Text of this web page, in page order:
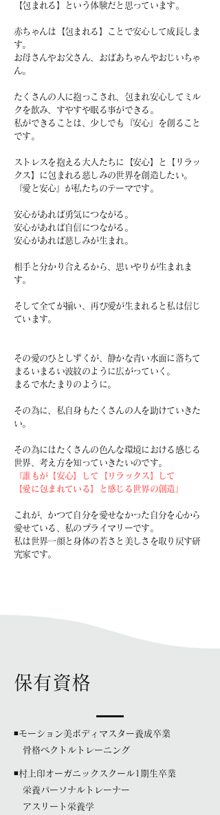
【包まれる】という体験だと思っています。
赤ちゃんは【包まれる】ことで安心して成長しま
す。
お母さんやお父さん、おばあちゃんやおじいちゃ
ん。
たくさんの人に抱っこされ、包まれ安心してミル
クを飲み、すやすや眠る事ができる。
私ができることは、少しでも『安心』を創ること
です。
ストレスを抱える大人たちに
【安心】と【リラッ
クス】に包まれる 慈しみの世界を創造したい。
『愛と安心』が私たちのテーマです。
安心があれば勇気につながる。
安心があれば自信につながる。
安心があれば慈しみが生まれ。
相手と分かり合えるから、思いやりが生まれま
す。
そして全てが揃い、再び愛が生まれると私は信じ
ています。
その愛のひとしずくが、 静かな青い水面に落ちて
まるいまるい波紋のように広がっていく。
まるで水たまりのように。
その為に、私自身もたくさんの人を助けていきた
い。
その為にはたくさんの色んな環境における感じる
世界、考え方を知っていきたいのです。
『誰もが【安心】して【リラックス】して
【愛に包まれている】と感じる世界の創造』
これが、かつて自分を愛せなかった自分を心から
愛せている、私のプライマリーです。
私は世界一顔と身体の若さと美しさを取り戻す研
究家です。
保有資格
◾️モーション美ボディマスター養成卒業​
骨格ベクトルトレーニング
◾️村上印オーガニックスクール1期生卒業
栄養パーソナルトレーナー
アスリート栄養学